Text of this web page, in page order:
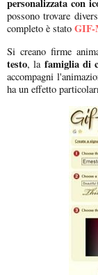
personalizzata con
possono trovare
completo è stato GIF-
Si creano firme
testo, lafamiglia di
accompagni
ha un effetto